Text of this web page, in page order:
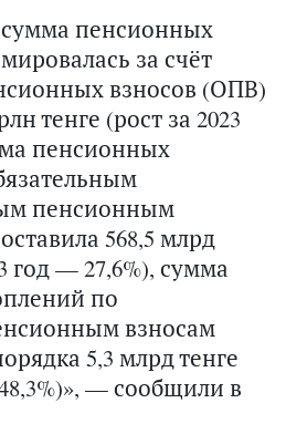
пенсионных
за счёт
взносов (ОПВ)
тенге (рост за 2023
пенсионных
пенсионным
568,5 млрд
год — 27,6%), сумма
по
взносам
5,3 млрд тенге
— сообщили в